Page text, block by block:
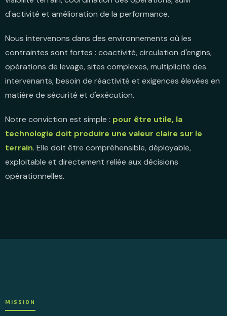
d'activité et amélioration de la performance.
Nous intervenons dans des environnements où les
contraintes sont fortes : coactivité, circulation d'engins,
opérations de levage, sites complexes, multiplicité des
intervenants, besoin de réactivité et exigences élevées en
matière de sécurité et d'exécution.
Notre conviction est simple : pour être utile, la
technologie doit produire une valeur claire sur le
terrain. Elle doit être compréhensible, déployable,
exploitable et directement reliée aux décisions
opérationnelles.
MISSION